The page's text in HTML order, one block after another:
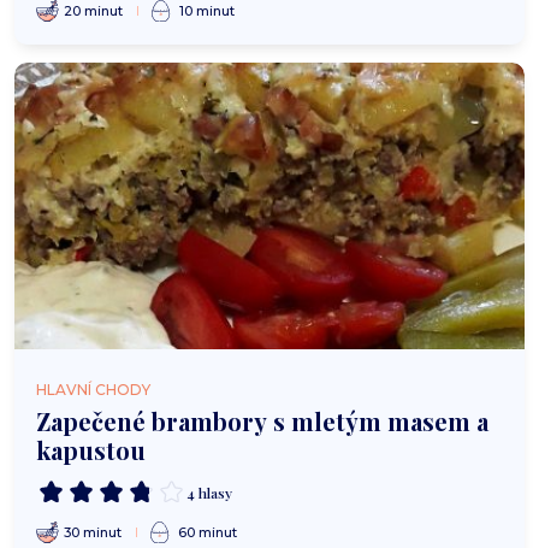
20 minut 10 minut
HLAVNÍ CHODY
Zapečené brambory s mletým masem a
kapustou
4 hlasy
30 minut 60 minut